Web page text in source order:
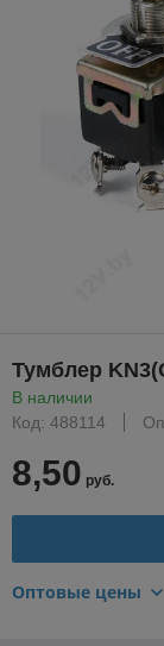
Тумблер
В наличии
Код: 488114
8,50 руб.
Оптовые цены